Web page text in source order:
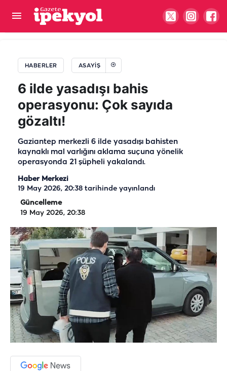
HABERLER ASAYIŞ
6 ilde yasadışı bahis
operasyonu: Çok sayıda
gözaltı!
Gaziantep merkezli 6 ilde yasadışı bahisten
kaynaklı mal varlığını aklama suçuna yönelik
operasyonda 21 şüpheli yakalandı.
Haber Merkezi
19 May 2026, 20:38 tarihinde yayınlandı
Güncelleme
19 May 2026, 20:38
Şanlıurfa’da taşlı sopalı kavga: Çok sayıda yaralı